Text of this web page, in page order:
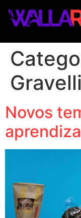
Gravelli
Novos